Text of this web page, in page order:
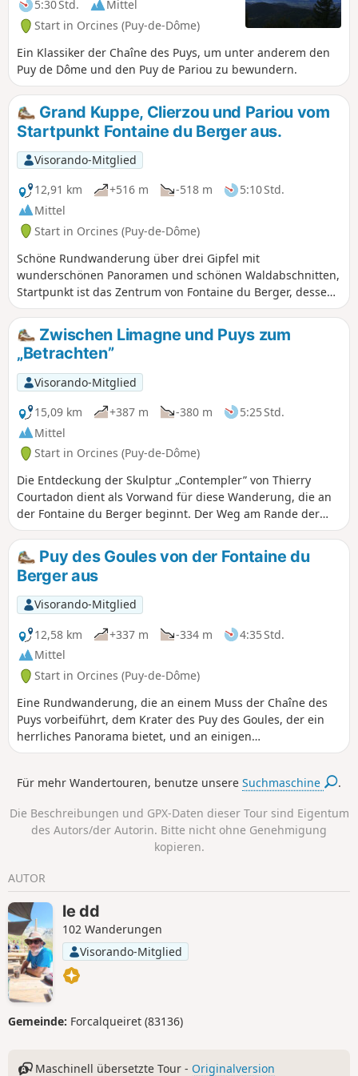
5:30 Std.
Mittel
Start in Orcines (Puy-de-Dôme)
Ein Klassiker der Chaîne des Puys, um unter anderem den
Puy de Dôme und den Puy de Pariou zu bewundern.
Grand Kuppe, Clierzou und Pariou vom
Startpunkt Fontaine du Berger aus.
Visorando-Mitglied
12,91 km
+516 m -518 m
5:10 Std.
Mittel
Start in Orcines (Puy-de-Dôme)
Schöne Rundwanderung über drei Gipfel mit
wunderschönen Panoramen und schönen Waldabschnitten,
Startpunkt ist das Zentrum von Fontaine du Berger, dessen
Parkplatz weniger frequentiert ist als der Parkplatz Parking
des Goules. Die App Visorando wird empfohlen, da einige
Wege nicht markiert sind. Hohe Besucherfrequenz in der
Sommersaison.
Zwischen Limagne und Puys zum
„Betrachten”
Visorando-Mitglied
15,09 km
+387 m -380 m
5:25 Std.
Mittel
Start in Orcines (Puy-de-Dôme)
Die Entdeckung der Skulptur „Contempler” von Thierry
Courtadon dient als Vorwand für diese Wanderung, die an
der Fontaine du Berger beginnt. Der Weg am Rande der
Verwerfung von Limagne führt durch abwechslungsreiche
Landschaften, Felder, Feuchtgebiete, Weiden,
Sommerweiden, Wälder, aber auch Dörfer und Weiler, die
noch reich an traditionellen Gebäuden sind.
Puy des Goules von der Fontaine du
Berger aus
Visorando-Mitglied
12,58 km
+337 m -334 m
4:35 Std.
Mittel
Start in Orcines (Puy-de-Dôme)
Eine Rundwanderung, die an einem Muss der Chaîne des
Puys vorbeiführt, dem Krater des Puy des Goules, der ein
herrliches Panorama bietet, und an einigen
Sehenswürdigkeiten vorbeiführt: einer ehemaligen
einem Antennenkreuz!
Für mehr Wandertouren, benutze unsereSuchmaschine .
Die Beschreibungen und GPX-Daten dieser Tour sind Eigentum
des Autors/der Autorin. Bitte nicht ohne Genehmigung
kopieren.
AUTOR
le dd
102 Wanderungen
Visorando-Mitglied
Gemeinde: Forcalqueiret (83136)
Maschinell übersetzte Tour - Originalversion